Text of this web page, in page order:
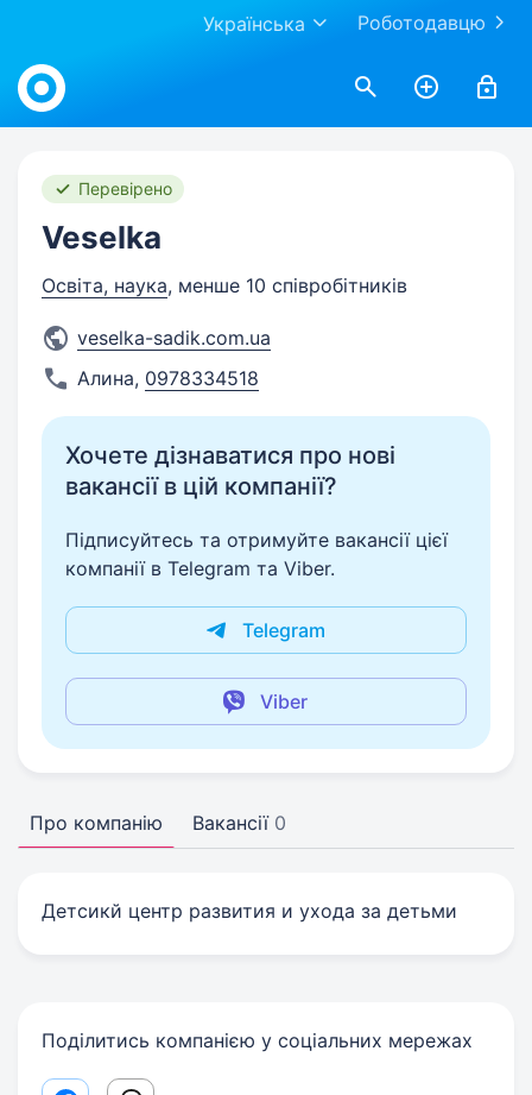
Роботодавцю
Українська
Work.ua
Перевірено
Veselka
Освіта, наука, менше 10 співробітників
veselka-sadik.com.ua
Алина, 0978334518
Хочете дізнаватися про нові
вакансії в цій компанії?
Підписуйтесь та отримуйте вакансії цієї
компанії в Telegram та Viber.
Telegram
Viber
Про компанію Вакансії 0
Детсикй центр развития и ухода за детьми
Поділитись компанією у соціальних мережах